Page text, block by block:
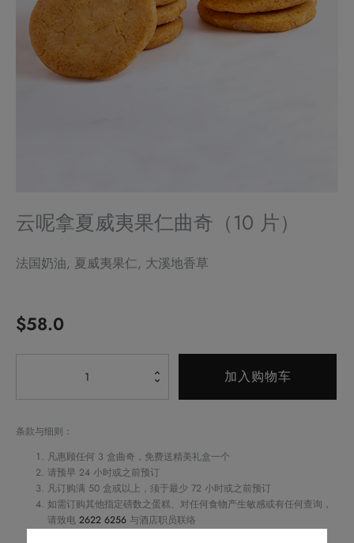
云呢拿夏威夷果仁曲奇（10 片）
法国奶油, 夏威夷果仁, 大溪地香草
$58.0
夏
曲
加入购物车
条款与细则：
凡惠顾任何 3 盒曲奇，免费送精美礼盒一个
请预早 24 小时或之前预订
凡订购满 50 盒或以上，须于最少 72 小时或之前预订
如需订购其他指定磅数之蛋糕、对任何食物产生敏感或有任何查询，
请致电 2622 6256 与酒店职员联络